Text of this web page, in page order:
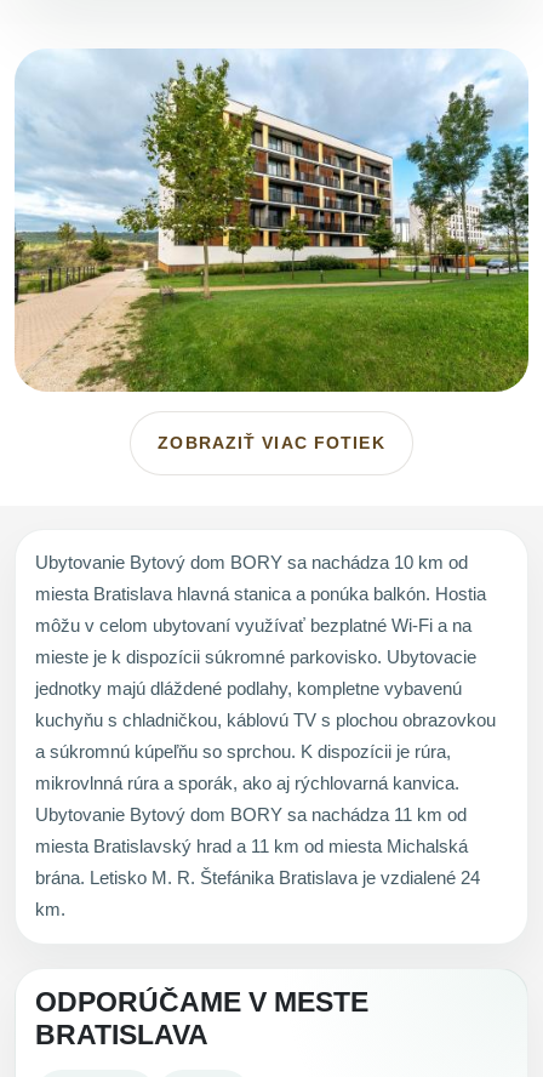
ZOBRAZIŤ VIAC FOTIEK
Ubytovanie Bytový dom BORY sa nachádza 10 km od
miesta Bratislava hlavná stanica a ponúka balkón. Hostia
môžu v celom ubytovaní využívať bezplatné Wi-Fi a na
mieste je k dispozícii súkromné parkovisko. Ubytovacie
jednotky majú dláždené podlahy, kompletne vybavenú
kuchyňu s chladničkou, káblovú TV s plochou obrazovkou
a súkromnú kúpeľňu so sprchou. K dispozícii je rúra,
mikrovlnná rúra a sporák, ako aj rýchlovarná kanvica.
Ubytovanie Bytový dom BORY sa nachádza 11 km od
miesta Bratislavský hrad a 11 km od miesta Michalská
brána. Letisko M. R. Štefánika Bratislava je vzdialené 24
km.
ODPORÚČAME V MESTE
BRATISLAVA